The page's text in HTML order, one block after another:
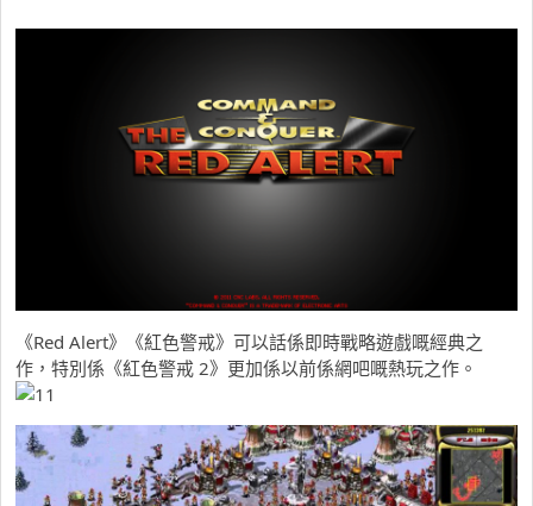
《Red Alert》《紅色警戒》可以話係即時戰略遊戲嘅經典之
作，特別係《紅色警戒 2》更加係以前係網吧嘅熱玩之作。